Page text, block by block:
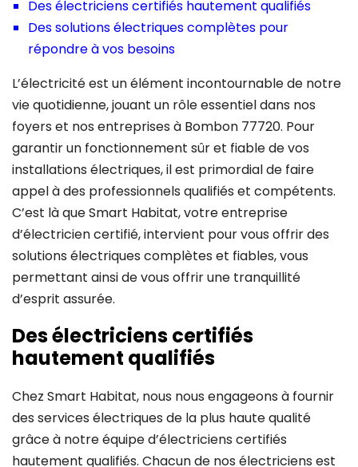
Des électriciens certifiés hautement qualifiés
Des solutions électriques complètes pour
répondre à vos besoins
L’électricité est un élément incontournable de notre
vie quotidienne, jouant un rôle essentiel dans nos
foyers et nos entreprises à Bombon 77720. Pour
garantir un fonctionnement sûr et fiable de vos
installations électriques, il est primordial de faire
appel à des professionnels qualifiés et compétents.
C’est là que Smart Habitat, votre entreprise
d’électricien certifié, intervient pour vous offrir des
solutions électriques complètes et fiables, vous
permettant ainsi de vous offrir une tranquillité
d’esprit assurée.
Des électriciens certifiés
hautement qualifiés
Chez Smart Habitat, nous nous engageons à fournir
des services électriques de la plus haute qualité
grâce à notre équipe d’électriciens certifiés
hautement qualifiés. Chacun de nos électriciens est